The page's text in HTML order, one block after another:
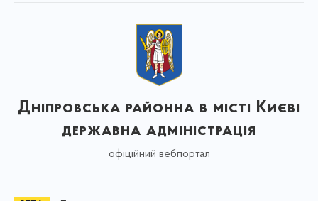
Дніпровська районна в місті Києві
державна адміністрація
офіційний вебпортал